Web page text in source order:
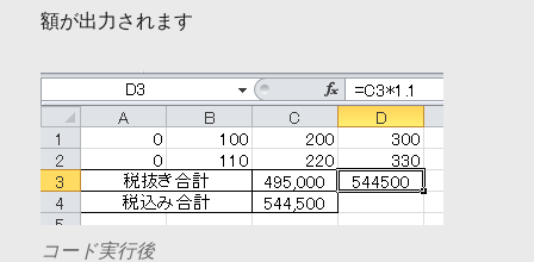
額が出力されます
コード実行後